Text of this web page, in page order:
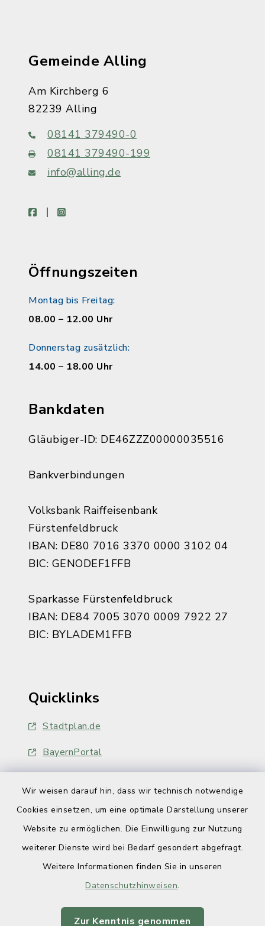
Wir weisen darauf hin, dass wir technisch notwendige
Cookies einsetzen, um eine optimale Darstellung unserer
Website zu ermöglichen. Die Einwilligung zur Nutzung
weiterer Dienste wird bei Bedarf gesondert abgefragt.
Weitere Informationen finden Sie in unseren
Datenschutzhinweisen.
Zur Kenntnis genommen
Gemeinde Alling
Am Kirchberg 6
82239 Alling
08141 379490-0
08141 379490-199
info@alling.de
facebookinstagram
Öffnungszeiten
Montag bis Freitag:
08.00 – 12.00 Uhr
Donnerstag zusätzlich:
14.00 – 18.00 Uhr
Bankdaten
Gläubiger-ID: DE46ZZZ00000035516
Bankverbindungen
Volksbank Raiffeisenbank
Fürstenfeldbruck
IBAN: DE80 7016 3370 0000 3102 04
BIC: GENODEF1FFB
Sparkasse Fürstenfeldbruck
IBAN: DE84 7005 3070 0009 7922 27
BIC: BYLADEM1FFB
Quicklinks
Stadtplan.de
BayernPortal
Barrierefreiheit